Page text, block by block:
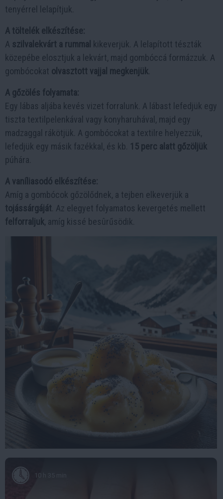
tenyérrel lelapítjuk.
A töltelék elkészítése:
A szilvalekvárt a rummal kikeverjük. A lelapított tészták
közepébe elosztjuk a lekvárt, majd gombóccá formázzuk. A
gombócokat olvasztott vajjal megkenjük
A gőzölés folyamata:
Egy lábas aljába kevés vizet forralunk. A lábast lefedjük egy
tiszta textilpelenkával vagy konyharuhával, majd egy
madzaggal rákötjük. A gombócokat a textilre helyezzük,
lefedjük egy másik fazékkal, és kb. 15 perc alatt gőzöljük
púhára.
A vaníliasodó elkészítése:
Amíg a gombócok gőzölődnek, a tejben elkeverjük a
tojássárgáját . Az elegyet folyamatos kevergetés mellett
felforraljuk, amíg kissé besûrűsödik.
10 h 35 min